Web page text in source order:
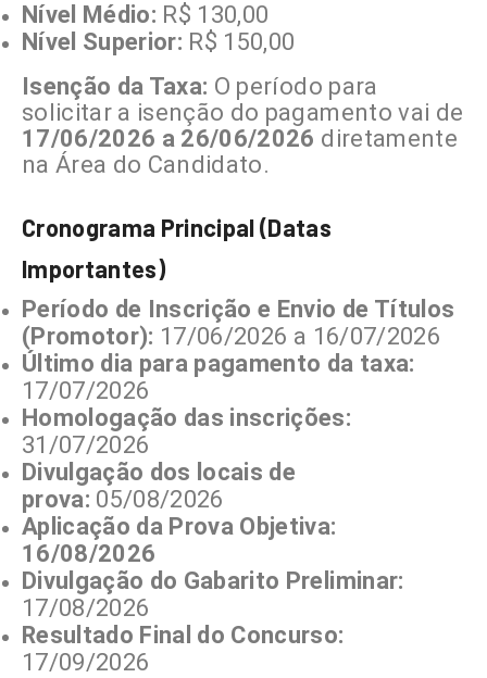
Nível Médio: R$ 130,00
Nível Superior: R$ 150,00
Isenção da Taxa: O período para
solicitar a isenção do pagamento vai de
17/06/2026 a 26/06/2026 diretamente
na Área do Candidato.
Cronograma Principal (Datas
Importantes)
Período de Inscrição e Envio de Títulos
(Promotor): 17/06/2026 a 16/07/2026
Último dia para pagamento da taxa:
17/07/2026
Homologação das inscrições:
31/07/2026
Divulgação dos locais de
prova: 05/08/2026
Aplicação da Prova Objetiva:
16/08/2026
Divulgação do Gabarito Preliminar:
17/08/2026
Resultado Final do Concurso:
17/09/2026